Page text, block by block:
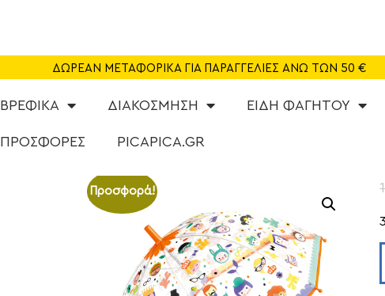
ΔΩΡΕΑΝ ΜΕΤΑΦΟΡΙΚΑ ΓΙΑ ΠΑΡΑΓΓΕΛΙΕΣ ΑΝΩ ΤΩΝ 50 €
ΒΡΕΦΙΚΑ ΔΙΑΚΟΣΜΗΣΗ ΕΙΔΗ ΦΑΓΗΤΟΥ
ΠΡΟΣΦΟΡΕΣ PICAPICA.GR
CAFE
NEA
ABOUT US
ΕΠΙΚΟΙΝΩΝΙΑ
Προσφορά!